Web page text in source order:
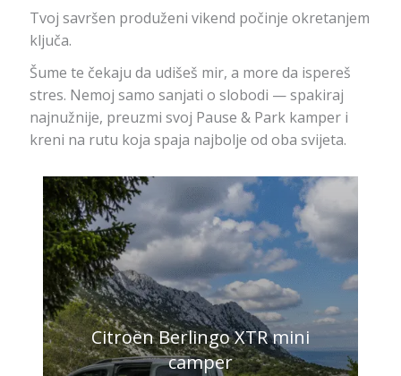
Tvoj savršen produženi vikend počinje okretanjem
ključa.
Šume te čekaju da udišeš mir, a more da ispereš
stres. Nemoj samo sanjati o slobodi — spakiraj
najnužnije, preuzmi svoj Pause & Park kamper i
kreni na rutu koja spaja najbolje od oba svijeta.
Citroën Berlingo XTR mini
camper